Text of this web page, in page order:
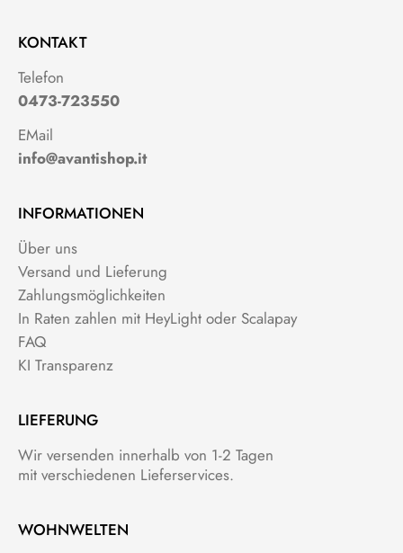
KONTAKT
Telefon
0473-723550
EMail
info@avantishop.it
INFORMATIONEN
Über uns
Versand und Lieferung
Zahlungsmöglichkeiten
In Raten zahlen mit HeyLight oder Scalapay
FAQ
KI Transparenz
LIEFERUNG
Wir versenden innerhalb von 1-2 Tagen
mit verschiedenen Lieferservices.
WOHNWELTEN